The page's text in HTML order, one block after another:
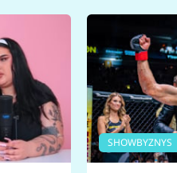
SHOWBYZNYS